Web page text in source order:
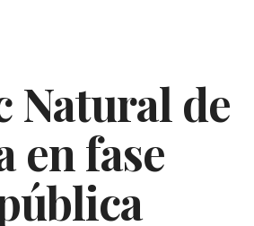
Natural de
en fase